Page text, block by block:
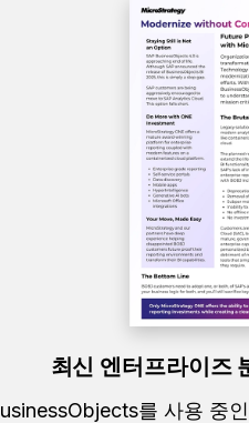
최신 엔터프라이즈
를 사용 중